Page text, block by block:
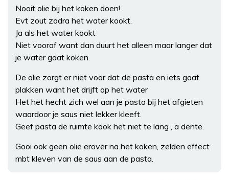
Nooit olie bij het koken doen!
Evt zout zodra het water kookt.
Ja als het water kookt
Niet vooraf want dan duurt het alleen maar langer dat
je water gaat koken.
De olie zorgt er niet voor dat de pasta en iets gaat
plakken want het drijft op het water
Het het hecht zich wel aan je pasta bij het afgieten
waardoor je saus niet lekker kleeft.
Geef pasta de ruimte kook het niet te lang , a dente.
Gooi ook geen olie erover na het koken, zelden effect
mbt kleven van de saus aan de pasta.